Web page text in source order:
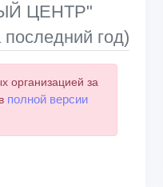
ЦЕНТР"
год)
организацией за
полной версии